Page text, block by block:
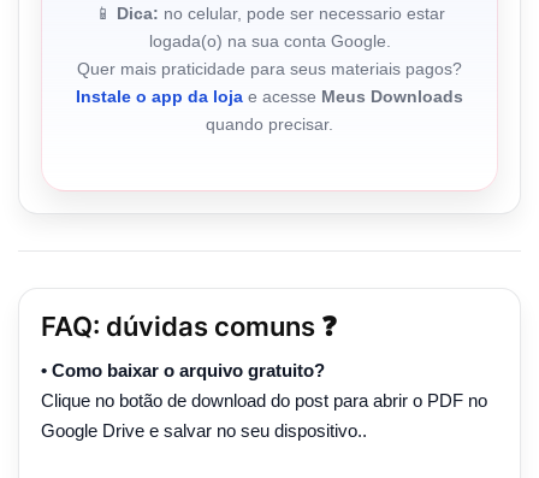
📱 Dica: no celular, pode ser necessario estar
logada(o) na sua conta Google.
Quer mais praticidade para seus materiais pagos?
Instale o app da loja e acesse Meus Downloads
quando precisar.
FAQ: dúvidas comuns ❓
• Como baixar o arquivo gratuito?
Clique no botão de download do post para abrir o PDF no
Google Drive e salvar no seu dispositivo..